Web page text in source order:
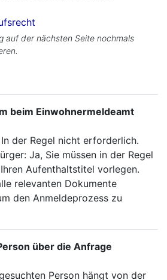
auf der nächsten Seite nochmals
beim Einwohnermeldeamt
der Regel nicht erforderlich.
Ja, Sie müssen in der Regel
Aufenthaltstitel vorlegen.
relevanten Dokumente
den Anmeldeprozess zu
über die Anfrage
Person hängt von der